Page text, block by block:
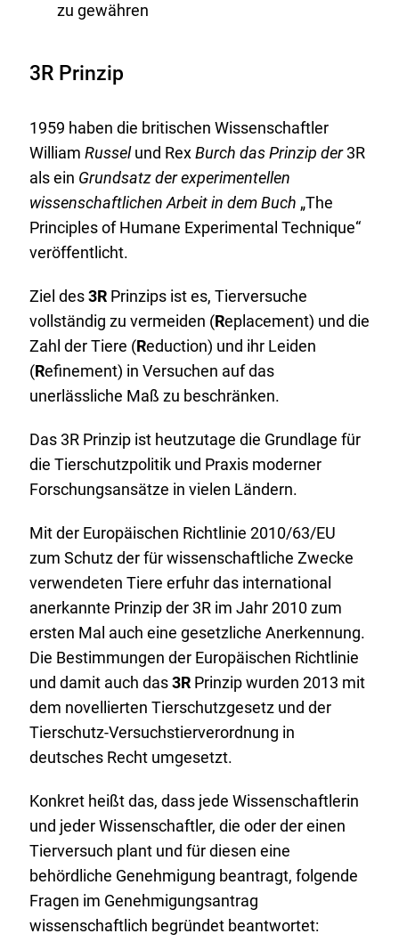
zu gewähren
3R Prinzip
1959 haben die britischen Wissenschaftler
William Russelund RexBurch das Prinzip der3R
als ein Grundsatz der experimentellen
wissenschaftlichen Arbeit in dem Buch „The
Principles of Humane Experimental Technique“
veröffentlicht.
Ziel des3RPrinzips ist es, Tierversuche
vollständig zu vermeiden (Replacement) und die
Zahl der Tiere (Reduction) und ihr Leiden
(Refinement) in Versuchen auf das
unerlässliche Maß zu beschränken.
Das 3R Prinzip ist heutzutage die Grundlage für
die Tierschutzpolitik und Praxis moderner
Forschungsansätze in vielen Ländern.
Mit der Europäischen Richtlinie 2010/63/EU
zum Schutz der für wissenschaftliche Zwecke
verwendeten Tiere erfuhr das international
anerkannte Prinzip der 3R im Jahr 2010 zum
ersten Mal auch eine gesetzliche Anerkennung.
Die Bestimmungen der Europäischen Richtlinie
und damit auch das3RPrinzip wurden 2013 mit
dem novellierten Tierschutzgesetz und der
Tierschutz-Versuchstierverordnung in
deutsches Recht umgesetzt.
Konkret heißt das, dass jede Wissenschaftlerin
und jeder Wissenschaftler, die oder der einen
Tierversuch plant und für diesen eine
behördliche Genehmigung beantragt, folgende
Fragen im Genehmigungsantrag
wissenschaftlich begründet beantwortet: